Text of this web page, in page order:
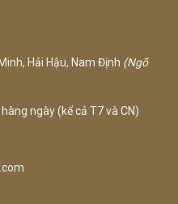
Hải Hậu, Nam Định (Ngõ
ngày (kể cả T7 và CN)